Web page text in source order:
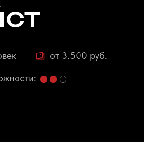
от 3.500 руб.